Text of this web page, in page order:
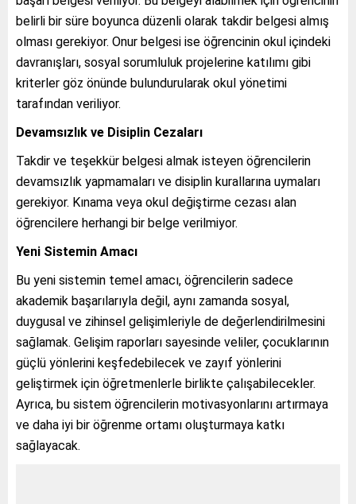
belirli bir süre boyunca düzenli olarak takdir belgesi almış
olması gerekiyor. Onur belgesi ise öğrencinin okul içindeki
davranışları, sosyal sorumluluk projelerine katılımı gibi
kriterler göz önünde bulundurularak okul yönetimi
tarafından veriliyor.
Devamsızlık ve Disiplin Cezaları
Takdir ve teşekkür belgesi almak isteyen öğrencilerin
devamsızlık yapmamaları ve disiplin kurallarına uymaları
gerekiyor. Kınama veya okul değiştirme cezası alan
öğrencilere herhangi bir belge verilmiyor.
Yeni Sistemin Amacı
Bu yeni sistemin temel amacı, öğrencilerin sadece
akademik başarılarıyla değil, aynı zamanda sosyal,
duygusal ve zihinsel gelişimleriyle de değerlendirilmesini
sağlamak. Gelişim raporları sayesinde veliler, çocuklarının
güçlü yönlerini keşfedebilecek ve zayıf yönlerini
geliştirmek için öğretmenlerle birlikte çalışabilecekler.
Ayrıca, bu sistem öğrencilerin motivasyonlarını artırmaya
ve daha iyi bir öğrenme ortamı oluşturmaya katkı
sağlayacak.